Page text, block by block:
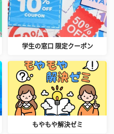
学生の窓口 限定クーポン
もやもや解決ゼミ